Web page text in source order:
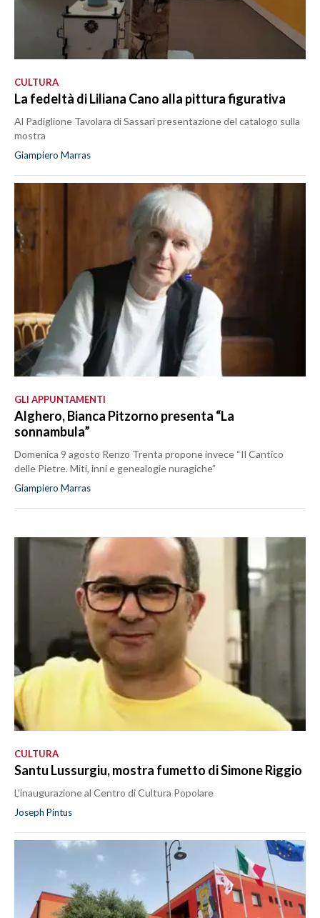
CULTURA
La fedeltà di Liliana Cano alla pittura figurativa
Al Padiglione Tavolara di Sassari presentazione del catalogo sulla
mostra
Giampiero Marras
GLI APPUNTAMENTI
Alghero, Bianca Pitzorno presenta “La
sonnambula”
Domenica 9 agosto Renzo Trenta propone invece “Il Cantico
delle Pietre. Miti, inni e genealogie nuragiche”
Giampiero Marras
CULTURA
Santu Lussurgiu, mostra fumetto di Simone Riggio
L’inaugurazione al Centro di Cultura Popolare
Joseph Pintus